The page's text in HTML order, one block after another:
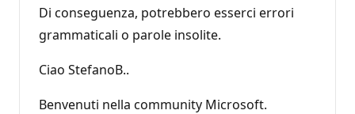
Di conseguenza, potrebbero esserci errori
grammaticali o parole insolite.
Ciao StefanoB..
Benvenuti nella community Microsoft.